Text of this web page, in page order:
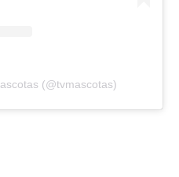
(@tvmascotas)